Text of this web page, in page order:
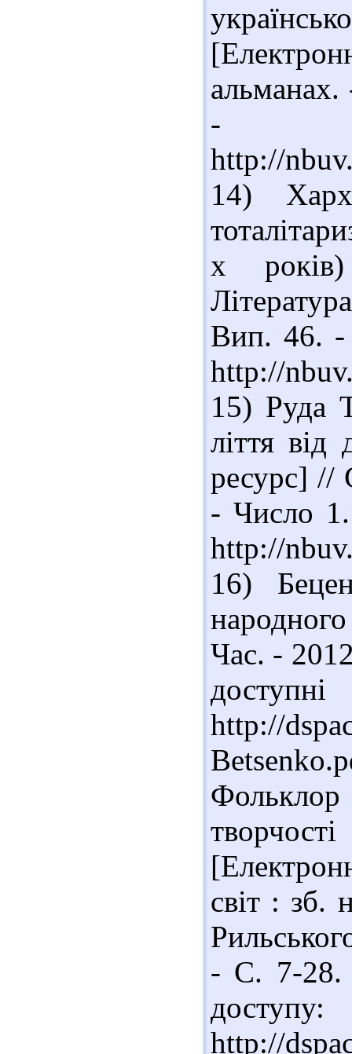
-
http://
14)
х
Вип. 46. -
http://
15) Руда
ліття
ресурс] //
- Число
http://
16)
Час. -
http://
світ :
- С. 7-28.
доступу:
http://